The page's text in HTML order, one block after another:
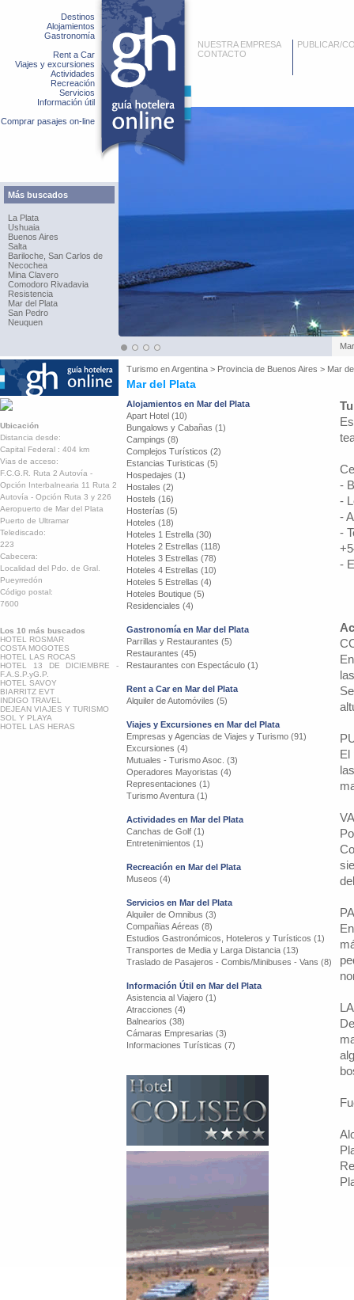
Destinos
Alojamientos
Gastronomía
Rent a Car
Viajes y excursiones
Actividades
Recreación
Servicios
Información útil
Comprar pasajes on-line
Más buscados
La Plata
Ushuaia
Buenos Aires
Salta
Bariloche, San Carlos de
Necochea
Mina Clavero
Comodoro Rivadavia
Resistencia
Mar del Plata
San Pedro
Neuquen
NUESTRA EMPRESA
CONTACTO
PUBLICAR/
Turismo enArgentina > Provincia de Buenos Aires > Mar
Mar del Plata
Ubicación
Distancia desde:
Capital Federal : 404 km
Vias de acceso:
F.C.G.R. Ruta 2 Autovía -
Opción Interbalnearia 11 Ruta 2
Autovía - Opción Ruta 3 y 226
Aeropuerto de Mar del Plata
Puerto de Ultramar
Telediscado:
223
Cabecera:
Localidad del Pdo. de Gral.
Pueyrredón
Código postal:
7600
Los 10 más buscados
HOTEL ROSMAR
COSTA MOGOTES
HOTEL LAS ROCAS
HOTEL 13 DE DICIEMBRE -
F.A.S.P.yG.P.
HOTEL SAVOY
BIARRITZ EVT
INDIGO TRAVEL
DEJEAN VIAJES Y TURISMO
SOL Y PLAYA
HOTEL LAS HERAS
Alojamientos en Mar del Plata
Apart Hotel (10)
Bungalows y Cabañas (1)
Campings (8)
Complejos Turísticos (2)
Estancias Turisticas (5)
Hospedajes (1)
Hostales (2)
Hostels (16)
Hosterías (5)
Hoteles (18)
Hoteles 1 Estrella (30)
Hoteles 2 Estrellas (118)
Hoteles 3 Estrellas (78)
Hoteles 4 Estrellas (10)
Hoteles 5 Estrellas (4)
Hoteles Boutique (5)
Residenciales (4)
Gastronomía en Mar del Plata
Parrillas y Restaurantes (5)
Restaurantes (45)
Restaurantes con Espectáculo (1)
Rent a Car en Mar del Plata
Alquiler de Automóviles (5)
Viajes y Excursiones en Mar del Plata
Empresas y Agencias de Viajes y Turismo (91)
Excursiones (4)
Mutuales - Turismo Asoc. (3)
Operadores Mayoristas (4)
Representaciones (1)
Turismo Aventura (1)
Actividades en Mar del Plata
Canchas de Golf (1)
Entretenimientos (1)
Recreación en Mar del Plata
Museos (4)
Servicios en Mar del Plata
Alquiler de Omnibus (3)
Compañias Aéreas (8)
Estudios Gastronómicos, Hoteleros y Turísticos (1)
Transportes de Media y Larga Distancia (13)
Traslado de Pasajeros - Combis/Minibuses - Vans (8)
Información Útil en Mar del Plata
Asistencia al Viajero (1)
Atracciones (4)
Balnearios (38)
Cámaras Empresarias (3)
Informaciones Turísticas (7)
-
-
-
-
-
El